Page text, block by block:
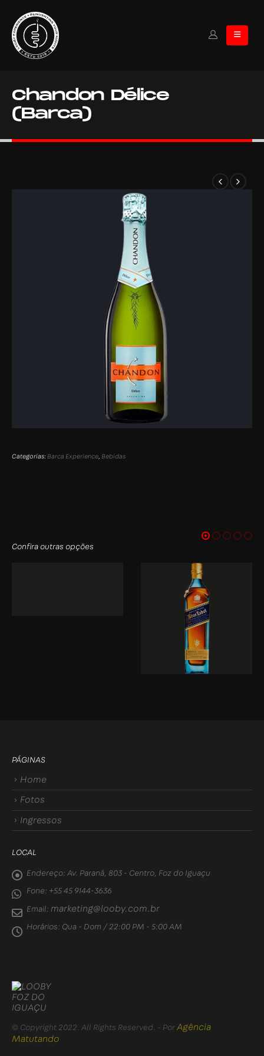
Chandon Délice
(Barca)
Categorias: Barca Experience Bebidas
Confira outras opções
PÁGINAS
Home
Fotos
Ingressos
LOCAL
Endereço: Av. Paraná, 803 - Centro, Foz do Iguaçu
Fone: +55 45 9144-3636
Email: marketing@looby.com.br
Horários: Qua - Dom / 22:00 PM - 5:00 AM
© Copyright 2022. All Rights Reserved. - Por Agência
Matutando